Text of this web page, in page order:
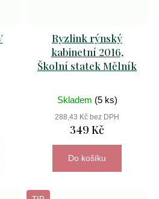
Ryzlink rýnský
kabinetní 2016,
Školní statek Mělník
Skladem (5 ks)
288,43 Kč bez DPH
349 Kč
Do košíku